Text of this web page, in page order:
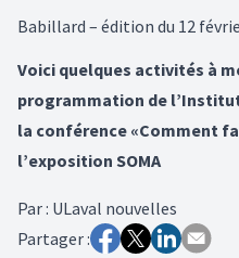
Babillard – édition du 12
Voici quelques activités à
programmation de l’Institut
la conférence «Comment
l’exposition SOMA
Par: ULaval nouvelles
Partager :